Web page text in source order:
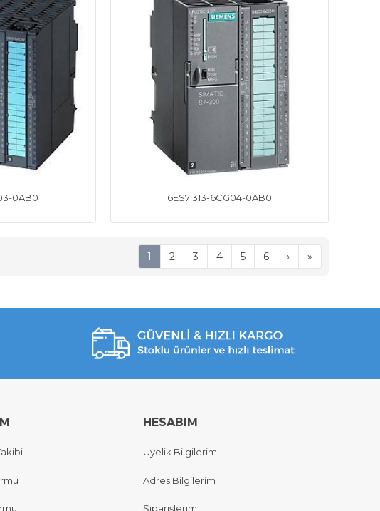
0AB0 6ES7 313-6CG04-0AB0
1 2 3 4 5 6 › »
HESABIM
Üyelik Bilgilerim
Adres Bilgilerim
Siparişlerim